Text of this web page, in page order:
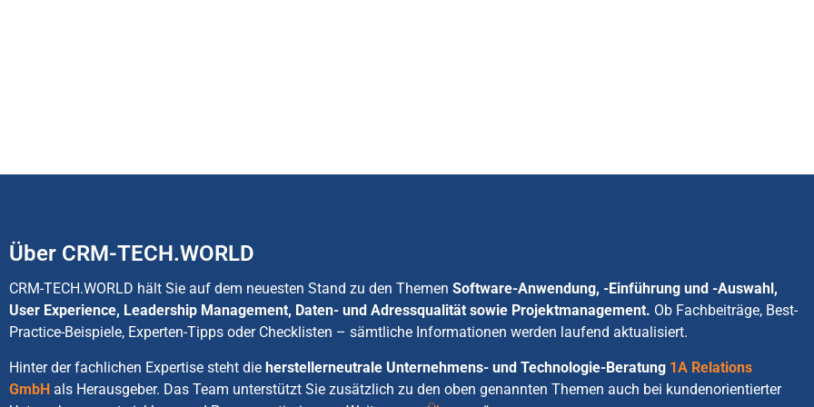
Über CRM-TECH.WORLD
CRM-TECH.WORLD hält Sie auf dem neuesten Stand zu den Themen Software-Anwendung, -Einführung und -Auswahl,
User Experience, Leadership Management, Daten- und Adressqualität sowie Projektmanagement. Ob Fachbeiträge, Best-
Practice-Beispiele, Experten-Tipps oder Checklisten – sämtliche Informationen werden laufend aktualisiert.
Hinter der fachlichen Expertise steht die herstellerneutrale Unternehmens- und Technologie-Beratung 1A Relations
GmbHals Herausgeber. Das Team unterstützt Sie zusätzlich zu den oben genannten Themen auch bei kundenorientierter